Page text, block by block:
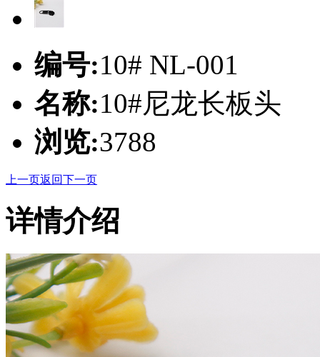
编号:10# NL-001
名称:10#尼龙长板头
浏览:3788
上一页返回下一页
详情介绍